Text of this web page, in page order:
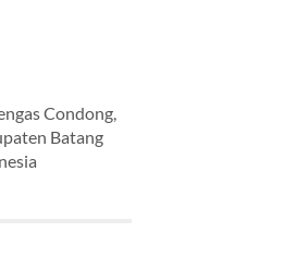
Condong,
Batang